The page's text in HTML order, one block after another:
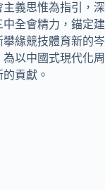
義思惟為指引，深
全會精力，錨定建
緣競技體育新的岑
以中國式現代化周
貢獻。